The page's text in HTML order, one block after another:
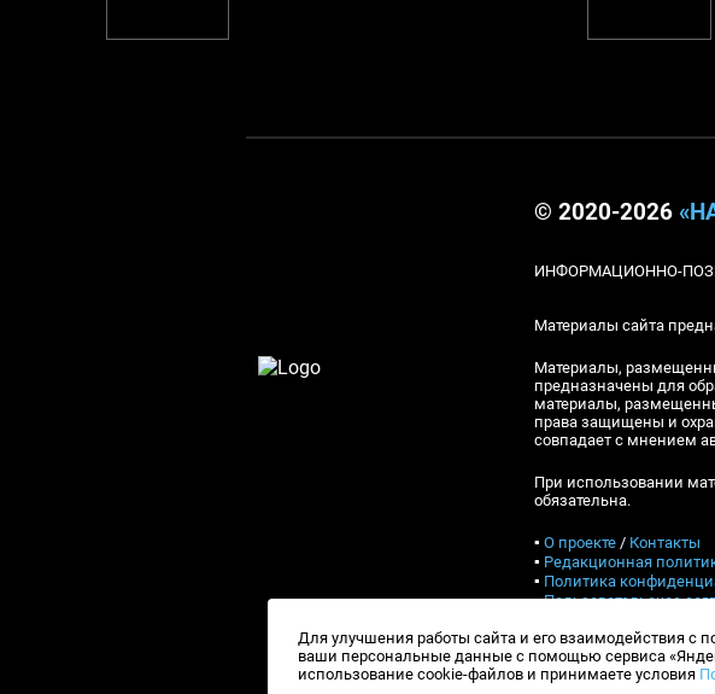
© 2020-2026
ИНФОРМАЦИОННО-
Материалы сайта
Материалы,
предназначены для
материалы,
права защищены и
совпадает с мнением
При использовании
обязательна.
▪ О проекте/ Контакты
▪ Редакционная
▪ Политика
▪Пользовательское
Контакты:
Телефон редакции:+7
Для улучшения работы сайта и его взаимодействия
ваши персональные данные с помощью сервиса
использование cookie-файлов и принимаете условия